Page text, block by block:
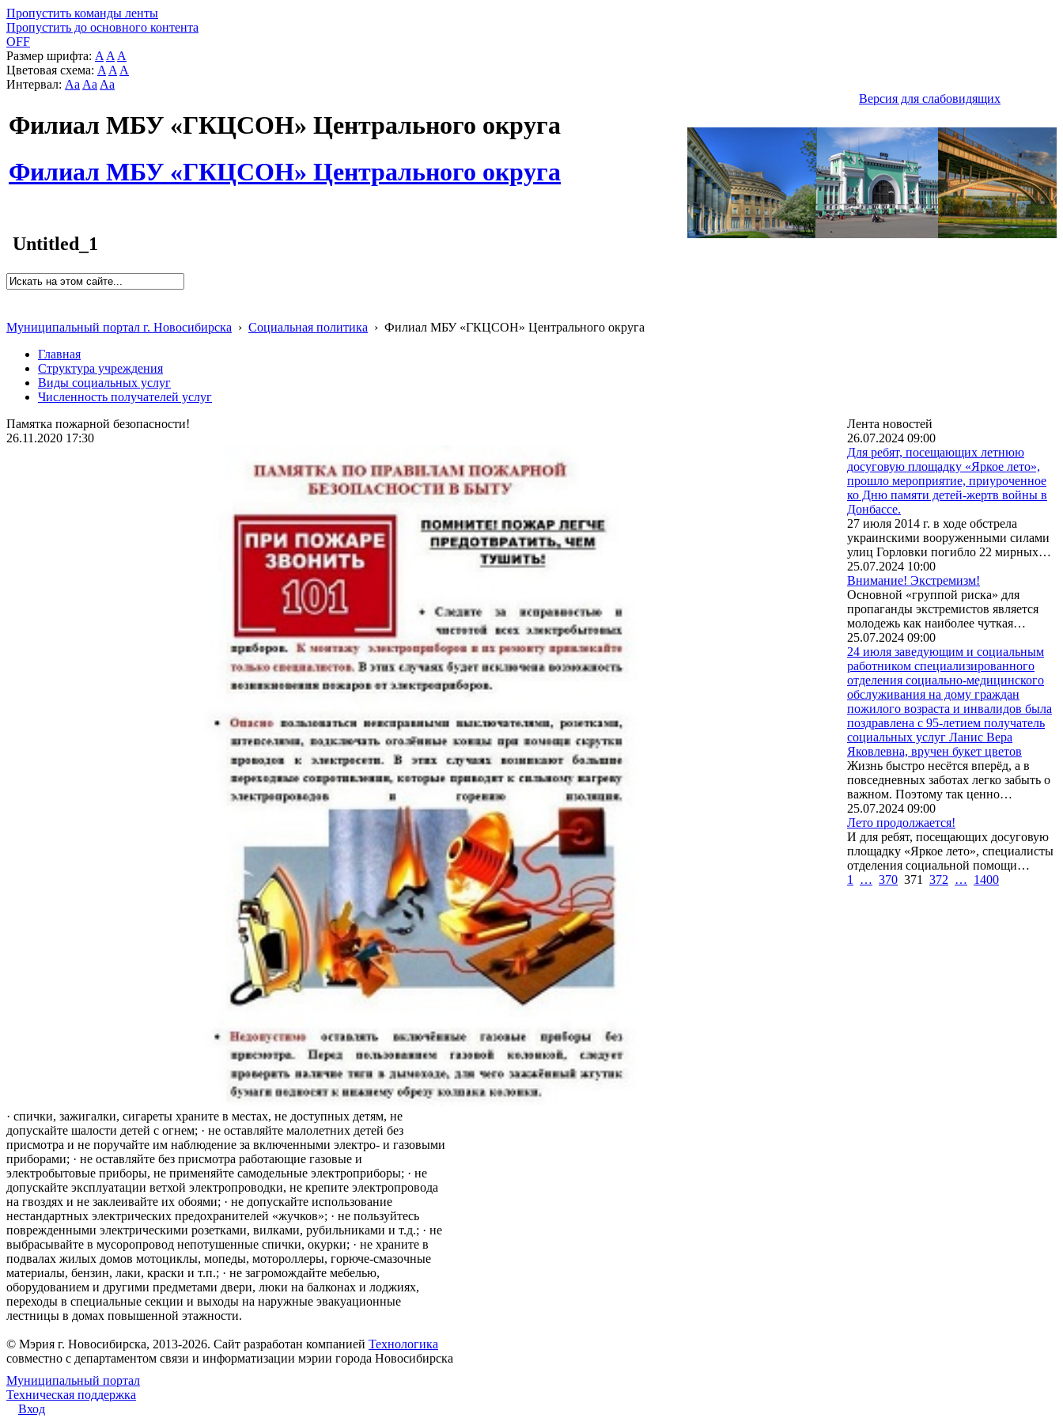
Пропустить команды ленты
Пропустить до основного контента
OFF
Размер шрифта: A A A
Цветовая схема: A A A
Интервал: Aa Aa Aa
Версия для слабовидящих
Филиал МБУ «ГКЦСОН» Центрального округа
Филиал МБУ «ГКЦСОН» Центрального округа
Untitled_1
Муниципальный портал г. Новосибирска › Социальная политика › Филиал МБУ «ГКЦСОН» Центрального округа
Главная
Структура учреждения
Виды социальных услуг
Численность получателей услуг
Памятка пожарной безопасности!
26.11.2020 17:30
· спички, зажигалки, сигареты храните в местах, не доступных детям, не
допускайте шалости детей с огнем; · не оставляйте малолетних детей без
присмотра и не поручайте им наблюдение за включенными электро- и газовыми
приборами; · не оставляйте без присмотра работающие газовые и
электробытовые приборы, не применяйте самодельные электроприборы; · не
допускайте эксплуатации ветхой электропроводки, не крепите электропровода
на гвоздях и не заклеивайте их обоями; · не допускайте использование
нестандартных электрических предохранителей «жучков»; · не пользуйтесь
поврежденными электрическими розетками, вилками, рубильниками и т.д.; · не
выбрасывайте в мусоропровод непотушенные спички, окурки; · не храните в
подвалах жилых домов мотоциклы, мопеды, мотороллеры, горюче-смазочные
материалы, бензин, лаки, краски и т.п.; · не загромождайте мебелью,
оборудованием и другими предметами двери, люки на балконах и лоджиях,
переходы в специальные секции и выходы на наружные эвакуационные
лестницы в домах повышенной этажности.
Лента новостей
26.07.2024 09:00
Для ребят, посещающих летнюю
досуговую площадку «Яркое лето»,
прошло мероприятие, приуроченное
ко Дню памяти детей-жертв войны в
Донбассе.
27 июля 2014 г. в ходе обстрела
украинскими вооруженными силами
улиц Горловки погибло 22 мирных…
25.07.2024 10:00
Внимание! Экстремизм!
Основной «группой риска» для
пропаганды экстремистов является
молодежь как наиболее чуткая…
25.07.2024 09:00
24 июля заведующим и социальным
работником специализированного
отделения социально-медицинского
обслуживания на дому граждан
пожилого возраста и инвалидов была
поздравлена с 95-летием получатель
социальных услуг Ланис Вера
Яковлевна, вручен букет цветов
Жизнь быстро несётся вперёд, а в
повседневных заботах легко забыть о
важном. Поэтому так ценно…
25.07.2024 09:00
Лето продолжается!
И для ребят, посещающих досуговую
площадку «Яркое лето», специалисты
отделения социальной помощи…
1
… 370 371 372 … 1400
© Мэрия г. Новосибирска, 2013-2026. Сайт разработан компанией Технологика
совместно с департаментом связи и информатизации мэрии города Новосибирска
Муниципальный портал
Техническая поддержка
Вход